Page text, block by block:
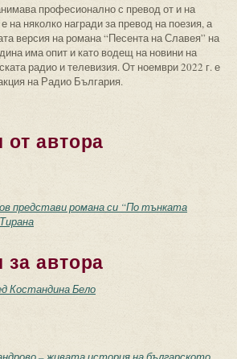
професионално с превод от и на
на няколко награди за превод на поезия, а
версия на романа “Песента на Славея” на
има опит и като водещ на новини на
радио и телевизия. От ноември 2022 г. е
на Радио България.
автора
представи романа си “По тънката
автора
Костандина Бело